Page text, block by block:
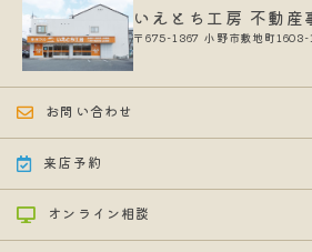
いえとち工房 不動産
〒675-1367 小野市敷地町1603-
お問い合わせ
来店予約
オンライン相談